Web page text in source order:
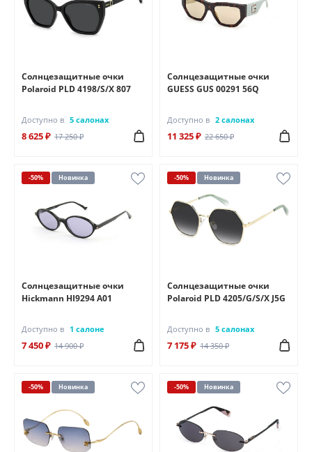
Солнцезащитные очки
Polaroid PLD 4198/S/X 807
Доступно в 5 салонах
8 625 ₽ 17 250 ₽
Солнцезащитные очки
GUESS GUS 00291 56Q
Доступно в 2 салонах
11 325 ₽ 22 650 ₽
-50% Новинка
Солнцезащитные очки
Hickmann HI9294 A01
Доступно в 1 салоне
7 450 ₽ 14 900 ₽
-50% Новинка
Солнцезащитные очки
Polaroid PLD 4205/G/S/X J5G
Доступно в 5 салонах
7 175 ₽ 14 350 ₽
-50% Новинка -50% Новинка